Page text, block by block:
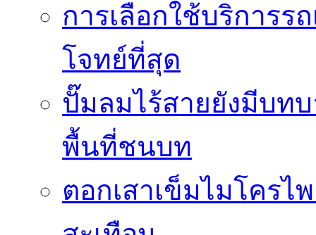
การเลือกใช้บริการร
โจทย์ที่สุด
ปั๊มลมไร้สายยังมีบท
พื้นที่ชนบท
ตอกเสาเข็มไมโคร